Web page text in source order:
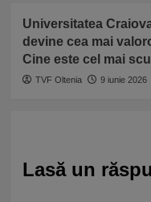
Universitatea
devine cea mai
Cine este cel mai
TVF Oltenia 9 iunie 2026
Lasă un